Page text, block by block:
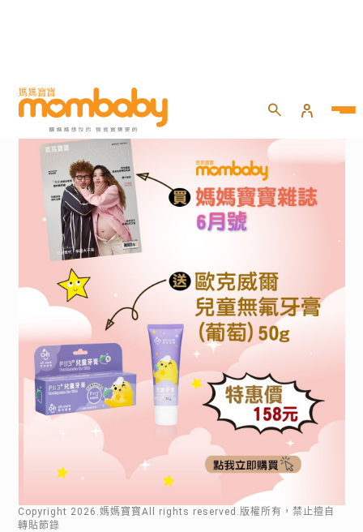
Copyright 2026 .媽媽寶寶All rights reserved.版權所有，禁止擅自
轉貼節錄